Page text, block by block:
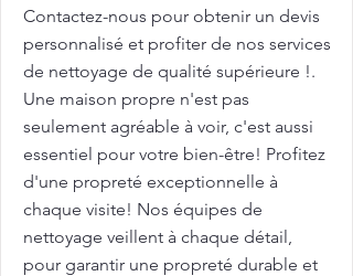
Contactez-nous pour obtenir un devis
personnalisé et profiter de nos services
de nettoyage de qualité supérieure !.
Une maison propre n'est pas
seulement agréable à voir, c'est aussi
essentiel pour votre bien-être! Profitez
d'une propreté exceptionnelle à
chaque visite! Nos équipes de
nettoyage veillent à chaque détail,
pour garantir une propreté durable et